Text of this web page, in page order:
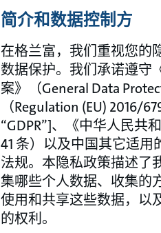
简介和数据控制方
在格兰富，我们重视您的
数据保护。我们承诺遵守
案》（General Data
（Regulation (EU) 2016/
“GDPR”]、《中华人民共
41 条）以及中国其它适用
法规。本隐私政策描述了
集哪些个人数据、收集的
使用和共享这些数据，以
的权利。